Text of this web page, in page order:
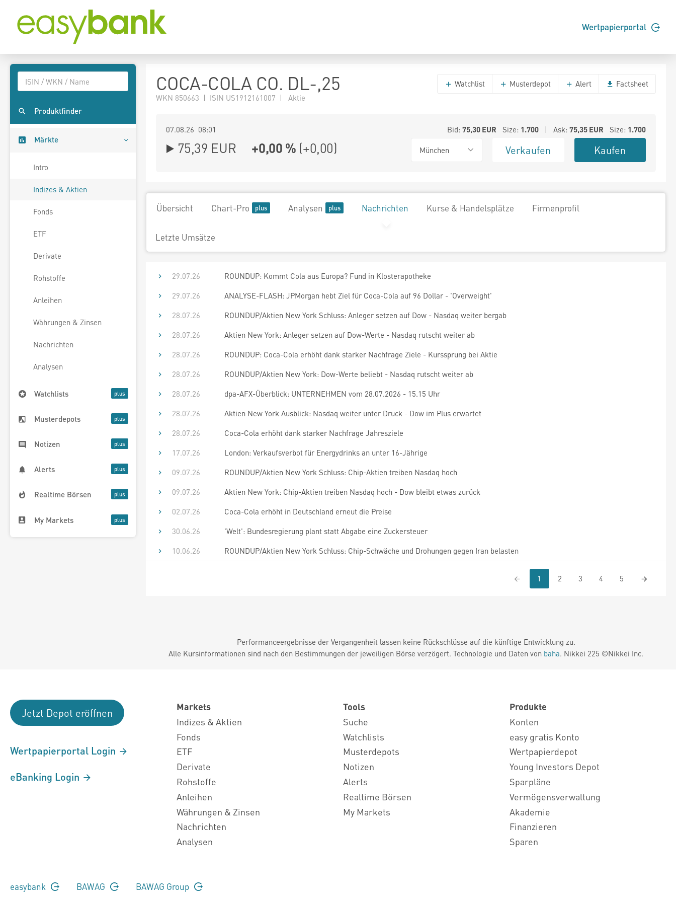
Wertpapierportal
Produktfinder
Märkte
Intro
Indizes & Aktien
Fonds
ETF
Derivate
Rohstoffe
Anleihen
Währungen & Zinsen
Nachrichten
Analysen
Watchlists
Musterdepots
Notizen
Alerts
Realtime Börsen
My Markets
COCA-COLA CO. DL-,25
WKN 850663 | ISIN US1912161007 | Aktie
Watchlist Musterdepot Alert Factsheet
07.08.26 08:01 Bid: 75,30EUR Size: 1.700| Ask: 75,35EUR Size: 1.700
75,39 EUR +0,00 % (+0,00) München Verkaufen Kaufen
Übersicht Chart-Pro Analysen Nachrichten Kurse & Handelsplätze Firmenprofil
Letzte Umsätze
29.07.26
ROUNDUP: Kommt Cola aus Europa? Fund in Klosterapotheke
29.07.26
ANALYSE-FLASH: JPMorgan hebt Ziel für Coca-Cola auf 96 Dollar - 'Overweight'
28.07.26
ROUNDUP/Aktien New York Schluss: Anleger setzen auf Dow - Nasdaq weiter bergab
28.07.26
Aktien New York: Anleger setzen auf Dow-Werte - Nasdaq rutscht weiter ab
28.07.26
ROUNDUP: Coca-Cola erhöht dank starker Nachfrage Ziele - Kurssprung bei Aktie
28.07.26
ROUNDUP/Aktien New York: Dow-Werte beliebt - Nasdaq rutscht weiter ab
28.07.26
dpa-AFX-Überblick: UNTERNEHMEN vom 28.07.2026 - 15.15 Uhr
28.07.26
Aktien New York Ausblick: Nasdaq weiter unter Druck - Dow im Plus erwartet
28.07.26
Coca-Cola erhöht dank starker Nachfrage Jahresziele
17.07.26
London: Verkaufsverbot für Energydrinks an unter 16-Jährige
09.07.26
ROUNDUP/Aktien New York Schluss: Chip-Aktien treiben Nasdaq hoch
09.07.26
Aktien New York: Chip-Aktien treiben Nasdaq hoch - Dow bleibt etwas zurück
02.07.26
Coca-Cola erhöht in Deutschland erneut die Preise
30.06.26
'Welt': Bundesregierung plant statt Abgabe eine Zuckersteuer
10.06.26
ROUNDUP/Aktien New York Schluss: Chip-Schwäche und Drohungen gegen Iran belasten
1 2 3 4 5
Performanceergebnisse der Vergangenheit lassen keine Rückschlüsse auf die künftige Entwicklung zu.
Alle Kursinformationen sind nach den Bestimmungen der jeweiligen Börse verzögert. Technologie und Daten von baha. Nikkei 225 ©Nikkei Inc.
Jetzt Depot eröffnen
Wertpapierportal Login
eBanking Login
Markets
Indizes & Aktien
Fonds
ETF
Derivate
Rohstoffe
Anleihen
Währungen & Zinsen
Nachrichten
Analysen
Tools
Suche
Watchlists
Musterdepots
Notizen
Alerts
Realtime Börsen
My Markets
Produkte
Konten
easy gratis Konto
Wertpapierdepot
Young Investors Depot
Sparpläne
Vermögensverwaltung
Akademie
Finanzieren
Sparen
easybank BAWAG BAWAG Group